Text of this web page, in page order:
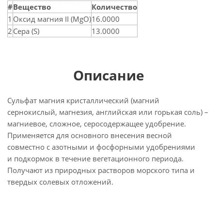
#Вещество
Количество
1 Оксид магния II (MgO)16.0000
2 Сера (S) 13.0000
Описание
Сульфат магния кристаллический (магний
сернокислый, магнезия, английская или горькая соль) –
магниевое, сложное, серосодержащее удобрение.
Применяется для основного внесения весной
совместно с азотными и фосфорными удобрениями
и подкормок в течение вегетационного периода.
Получают из природных растворов морского типа и
твердых солевых отложений.